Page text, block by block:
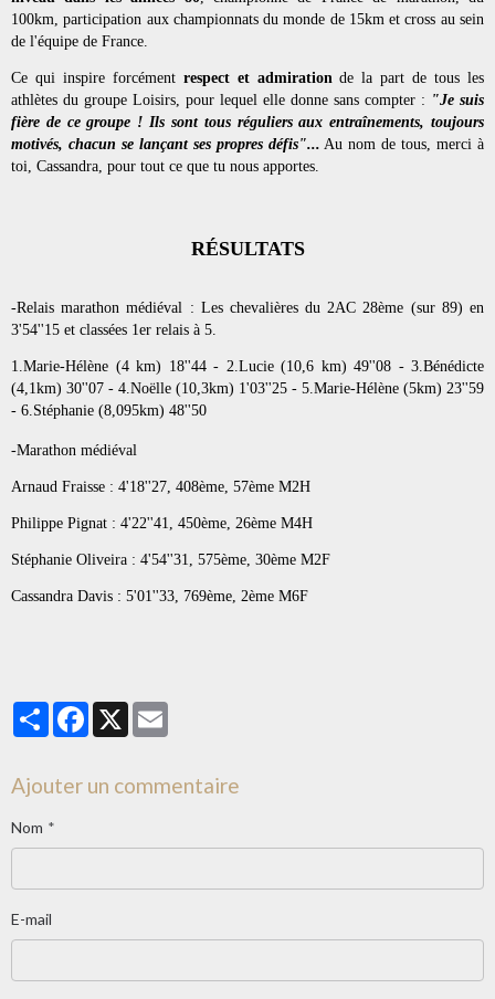
100km, participation aux championnats du monde de 15km et cross au sein
de l'équipe de France.
Ce qui inspire forcément respect et admiration de la part de tous les
athlètes du groupe Loisirs, pour lequel elle donne sans compter : "Je suis
fière de ce groupe ! Ils sont tous réguliers aux entraînements, toujours
motivés, chacun se lançant ses propres défis"... Au nom de tous, merci à
toi, Cassandra, pour tout ce que tu nous apportes.
RÉSULTATS
-Relais marathon médiéval : Les chevalières du 2AC 28ème (sur 89) en
3'54''15 et classées 1er relais à 5.
1.Marie-Hélène (4 km) 18''44 - 2.Lucie (10,6 km) 49''08 - 3.Bénédicte
(4,1km) 30''07 - 4.Noëlle (10,3km) 1'03''25 - 5.Marie-Hélène (5km) 23''59
- 6.Stéphanie (8,095km) 48''50
-Marathon médiéval
Arnaud Fraisse : 4'18''27, 408ème, 57ème M2H
Philippe Pignat : 4'22''41, 450ème, 26ème M4H
Stéphanie Oliveira : 4'54''31, 575ème, 30ème M2F
Cassandra Davis : 5'01''33, 769ème, 2ème M6F
PartagerFacebook
X
Ajouter un commentaire
Nom
E-mail